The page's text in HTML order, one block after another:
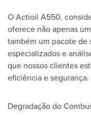
O Actioil A550,
oferece não apenas
também um pacote
especializados e
que nossos clientes
eficiência e segurança.
Degradação do